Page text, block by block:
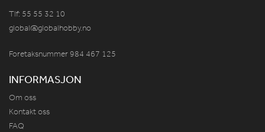
Tlf: 55 55 32 10
global@globalhobby.no
Foretaksnummer 984 467 125
INFORMASJON
Om oss
Kontakt oss
FAQ